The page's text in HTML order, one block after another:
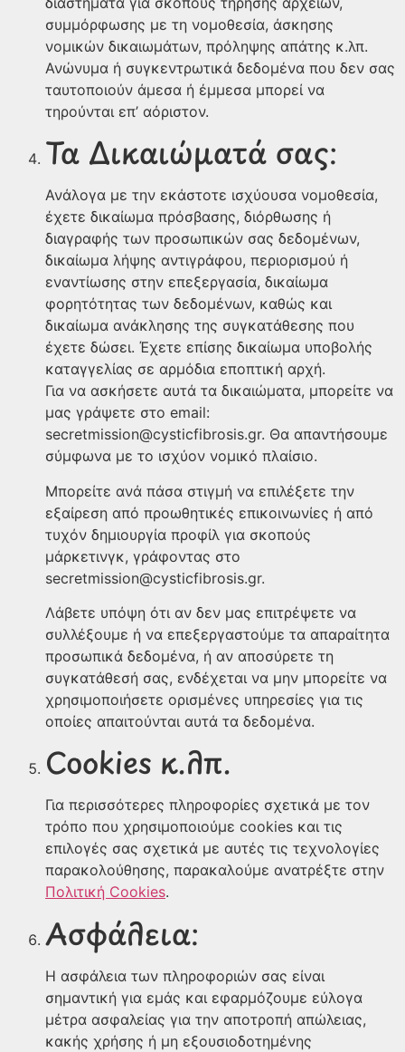
συμμόρφωσης με τη νομοθεσία, άσκησης
νομικών δικαιωμάτων, πρόληψης απάτης κ.λπ.
Ανώνυμα ή συγκεντρωτικά δεδομένα που δεν σας
ταυτοποιούν άμεσα ή έμμεσα μπορεί να
τηρούνται επ’ αόριστον.
Τα Δικαιώματά σας:
Ανάλογα με την εκάστοτε ισχύουσα νομοθεσία,
έχετε δικαίωμα πρόσβασης, διόρθωσης ή
διαγραφής των προσωπικών σας δεδομένων,
δικαίωμα λήψης αντιγράφου, περιορισμού ή
εναντίωσης στην επεξεργασία, δικαίωμα
φορητότητας των δεδομένων, καθώς και
δικαίωμα ανάκλησης της συγκατάθεσης που
έχετε δώσει. Έχετε επίσης δικαίωμα υποβολής
καταγγελίας σε αρμόδια εποπτική αρχή.
Για να ασκήσετε αυτά τα δικαιώματα, μπορείτε να
μας γράψετε στο email:
secretmission@cysticfibrosis.gr. Θα απαντήσουμε
σύμφωνα με το ισχύον νομικό πλαίσιο.
Μπορείτε ανά πάσα στιγμή να επιλέξετε την
εξαίρεση από προωθητικές επικοινωνίες ή από
τυχόν δημιουργία προφίλ για σκοπούς
μάρκετινγκ, γράφοντας στο
secretmission@cysticfibrosis.gr.
Λάβετε υπόψη ότι αν δεν μας επιτρέψετε να
συλλέξουμε ή να επεξεργαστούμε τα απαραίτητα
προσωπικά δεδομένα, ή αν αποσύρετε τη
συγκατάθεσή σας, ενδέχεται να μην μπορείτε να
χρησιμοποιήσετε ορισμένες υπηρεσίες για τις
οποίες απαιτούνται αυτά τα δεδομένα.
Cookies κ.λπ.
Για περισσότερες πληροφορίες σχετικά με τον
τρόπο που χρησιμοποιούμε cookies και τις
επιλογές σας σχετικά με αυτές τις τεχνολογίες
παρακολούθησης, παρακαλούμε ανατρέξτε στην
Πολιτική Cookies.
Ασφάλεια:
Η ασφάλεια των πληροφοριών σας είναι
σημαντική για εμάς και εφαρμόζουμε εύλογα
μέτρα ασφαλείας για την αποτροπή απώλειας,
κακής χρήσης ή μη εξουσιοδοτημένης